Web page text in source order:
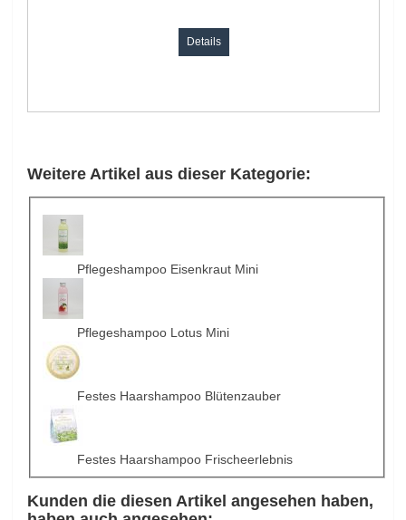
Details
Weitere Artikel aus dieser Kategorie:
Pflegeshampoo Eisenkraut Mini
Pflegeshampoo Lotus Mini
Festes Haarshampoo Blütenzauber
Festes Haarshampoo Frischeerlebnis
Kunden die diesen Artikel angesehen haben,